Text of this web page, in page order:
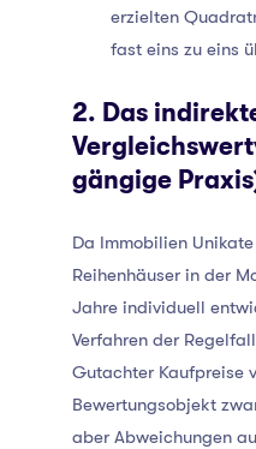
erzielten
fast eins zu eins
2. Das
gängige
Da Immobilien
Reihenhäuser in der
Jahre individuell
Verfahren der
Gutachter Kaufpreise
Bewertungsobjekt
aber Abweichungen